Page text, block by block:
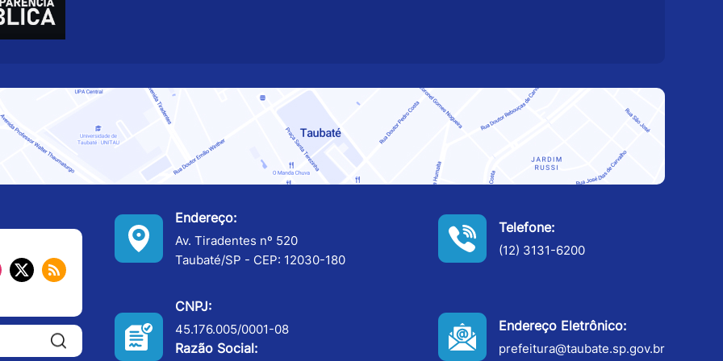
Pesquisar:
Endereço:
Av. Tiradentes nº 520
Taubaté/SP - CEP: 12030-180
Telefone:
(12) 3131-6200
CNPJ:
45.176.005/0001-08
Razão Social:
Endereço Eletrônico:
prefeitura@taubate.sp.gov.br